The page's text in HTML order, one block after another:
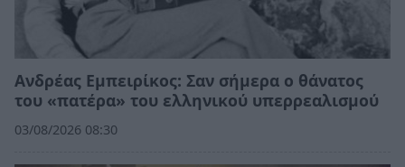
Ανδρέας Εμπειρίκος: Σαν σήμερα ο θάνατος
του «πατέρα» του ελληνικού υπερρεαλισμού
03/08/2026 08:30